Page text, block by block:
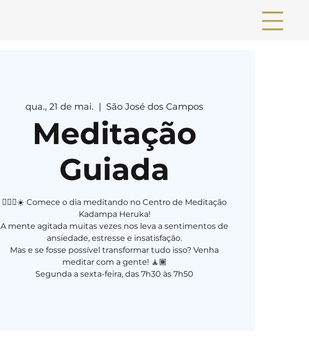
qua., 21 de mai.
  |
São José dos Campos
Meditação
Guiada
🧘🏻‍♀️☀️ Comece o dia meditando no Centro de Meditação
Kadampa Heruka!
A mente agitada muitas vezes nos leva a sentimentos de
ansiedade, estresse e insatisfação.
Mas e se fosse possível transformar tudo isso? Venha
meditar com a gente! 🧘🏾